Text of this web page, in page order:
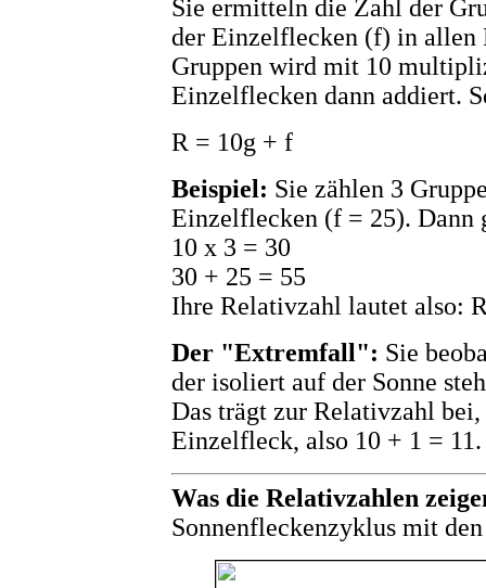
Sie ermitteln die Zahl der
der Einzelflecken (f) in allen
Gruppen wird mit 10
Einzelflecken dann addiert.
R = 10g + f
Beispiel: Sie zählen 3
Einzelflecken (f = 25). Dann
10 x 3 = 30
30 + 25 = 55
Ihre Relativzahl lautet also:
Der "Extremfall": Sie
der isoliert auf der Sonne
Das trägt zur Relativzahl
Einzelfleck, also 10 + 1 = 11.
Was die Relativzahlen
Sonnenfleckenzyklus mit